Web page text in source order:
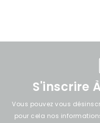
S'inscrire
Vous pouvez vous
pour cela nos